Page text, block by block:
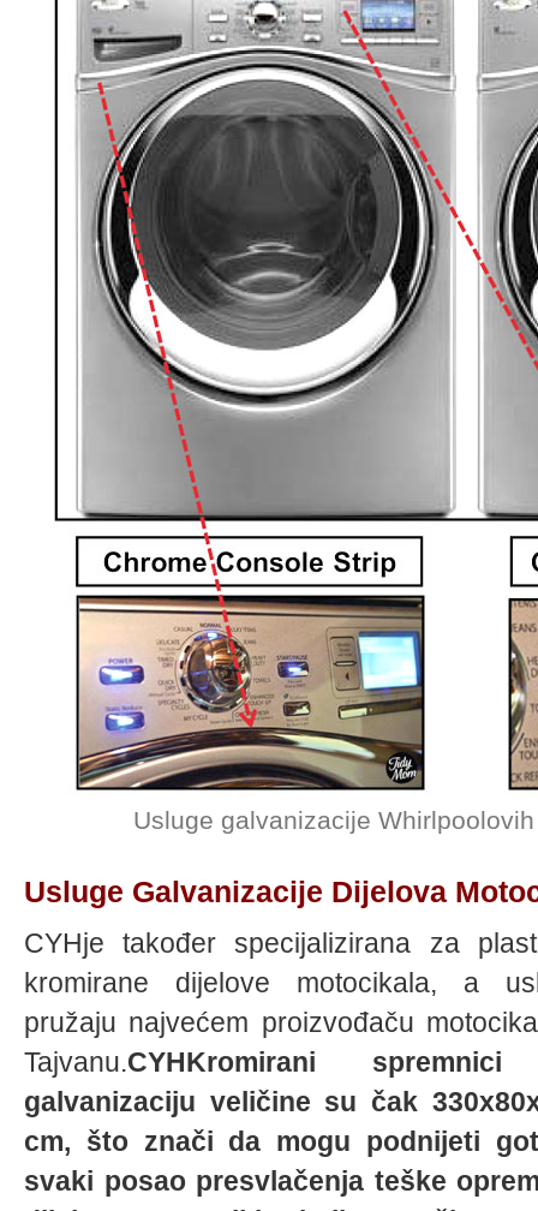
Usluge galvanizacije
Usluge Galvanizacije Dijelova
CYHje također specijalizirana za
kromirane dijelove motocikala, a
pružaju najvećem proizvođaču
Tajvanu.CYHKromirani
galvanizaciju veličine su čak
cm, što znači da mogu podnijeti
svaki posao presvlačenja teške